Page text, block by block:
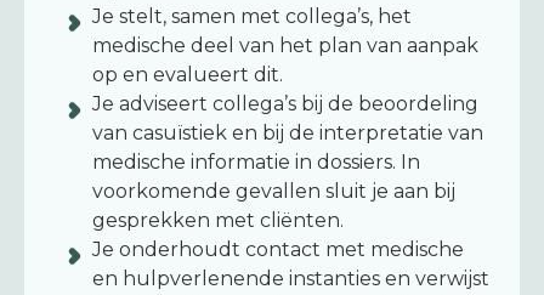
Je stelt, samen met collega’s, het
medische deel van het plan van aanpak
op en evalueert dit.
Je adviseert collega’s bij de beoordeling
van casuïstiek en bij de interpretatie van
medische informatie in dossiers. In
voorkomende gevallen sluit je aan bij
gesprekken met cliënten.
Je onderhoudt contact met medische
en hulpverlenende instanties en verwijst